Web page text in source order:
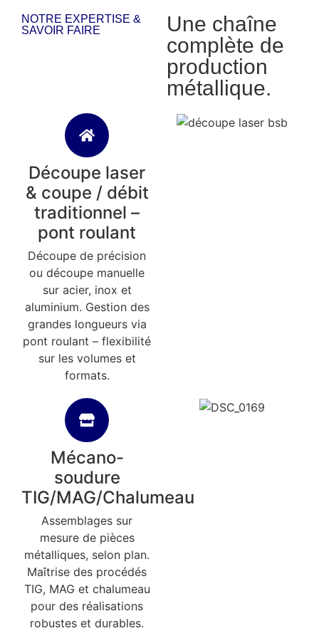
NOTRE EXPERTISE &
SAVOIR FAIRE
Une chaîne
complète de
production
métallique.
Découpe laser
& coupe / débit
traditionnel –
pont roulant
Découpe de précision
ou découpe manuelle
sur acier, inox et
aluminium. Gestion des
grandes longueurs via
pont roulant – flexibilité
sur les volumes et
formats.
Mécano-
soudure
TIG/MAG/Chalumeau
Assemblages sur
mesure de pièces
métalliques, selon plan.
Maîtrise des procédés
TIG, MAG et chalumeau
pour des réalisations
robustes et durables.